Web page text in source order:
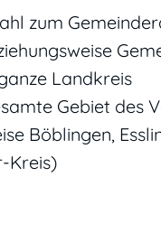
zum
Landkreis
Gebiet des
Böblingen,
Kreis)